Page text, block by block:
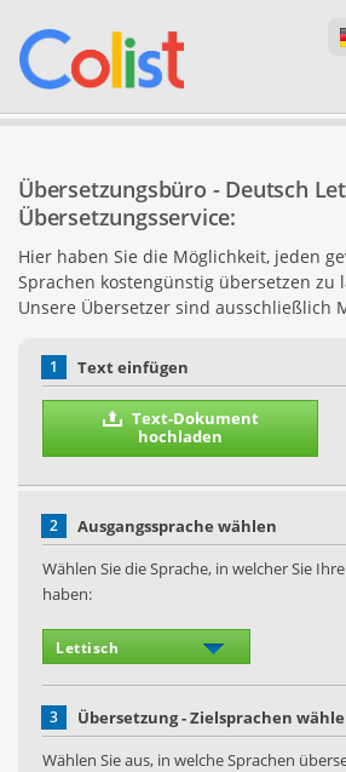
Firmenverzeichnis
Webseiten
Internet-Shops
Übersetzungsbüro - Deutsch
Übersetzungsservice:
Hier haben Sie die Möglichkeit, jeden
Sprachen kostengünstig übersetzen zu
Unsere Übersetzer sind ausschließlich
1 Text einfügen
Text-Dokument
hochladen
2
Ausgangssprache wählen
Wählen Sie die Sprache, in welcher Sie
haben:
3
Übersetzung - Zielsprachen
Wählen Sie aus, in welche Sprachen